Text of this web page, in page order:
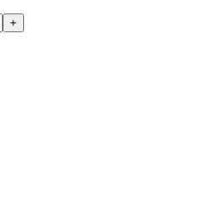
+